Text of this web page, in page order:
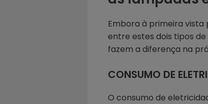
Embora à primeira
entre estes dois tipos
fazem a diferença na
CONSUMO DE
O consumo de